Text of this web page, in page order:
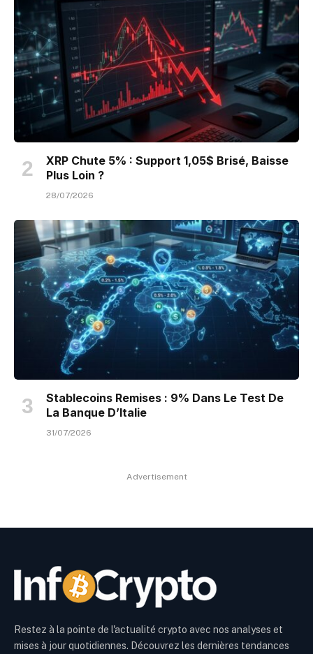
XRP Chute 5% : Support 1,05$ Brisé, Baisse
Plus Loin ?
28/07/2026
Stablecoins Remises : 9% Dans Le Test De
La Banque D’Italie
31/07/2026
Advertisement
Restez à la pointe de l'actualité crypto avec nos analyses et
mises à jour quotidiennes. Découvrez les dernières tendances